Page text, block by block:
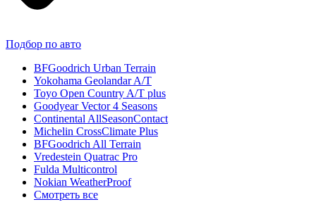
Подбор по авто
BFGoodrich Urban Terrain
Yokohama Geolandar A/T
Toyo Open Country A/T plus
Goodyear Vector 4 Seasons
Continental AllSeasonContact
Michelin CrossClimate Plus
BFGoodrich All Terrain
Vredestein Quatrac Pro
Fulda Multicontrol
Nokian WeatherProof
Смотреть все